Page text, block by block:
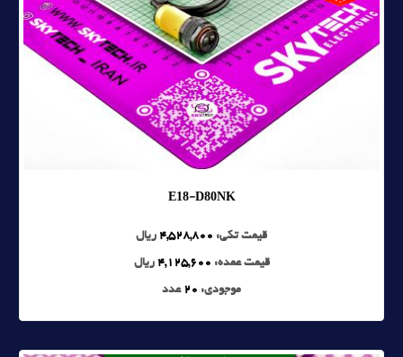
E18-D80NK
قیمت تکی: 4,528,800 ریال
قیمت عمده: 4,125,600 ریال
موجودی: 20 عدد